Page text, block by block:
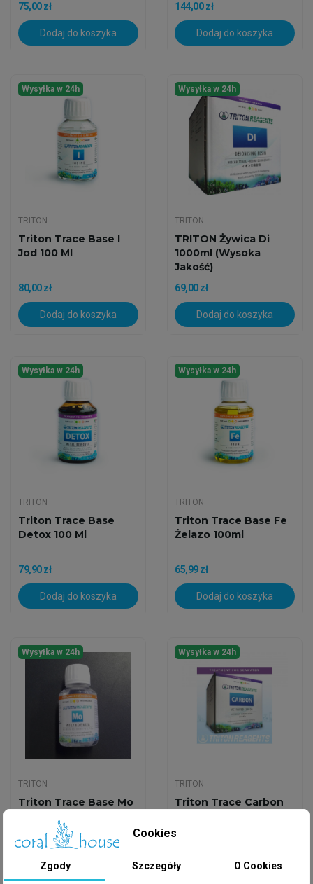
75,00 zł
Dodaj do koszyka
144,00 zł
Dodaj do koszyka
Wysyłka w 24h
TRITON
Triton Trace Base I
Jod 100 Ml
80,00 zł
Dodaj do koszyka
Wysyłka w 24h
TRITON
TRITON Żywica Di
1000ml (wysoka
Jakość)
69,00 zł
Dodaj do koszyka
Wysyłka w 24h
TRITON
Triton Trace Base
Detox 100 Ml
79,90 zł
Dodaj do koszyka
Wysyłka w 24h
TRITON
Triton Trace Base Fe
Żelazo 100ml
65,99 zł
Dodaj do koszyka
Wysyłka w 24h
TRITON
Triton Trace Base Mo
70,65 zł
Dodaj do koszyka
Wysyłka w 24h
TRITON
Triton Trace Carbon
Cookies
Zgody Szczegóły O Cookies